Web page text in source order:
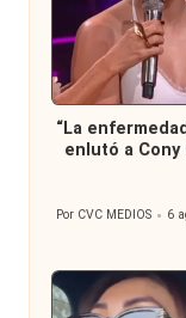
Publicada
en
“La
enlutó a
Publicado
Por CVC MEDIOS 6